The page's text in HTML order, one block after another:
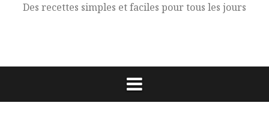
Des recettes simples et faciles pour tous les jours